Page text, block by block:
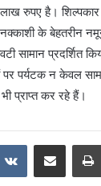
रुपए है।
नक्काशी के बेहतरीन
सामान प्रदर्शित
पर पर्यटक न केवल
प्राप्त कर रहे हैं।
VKontakteShare via Email